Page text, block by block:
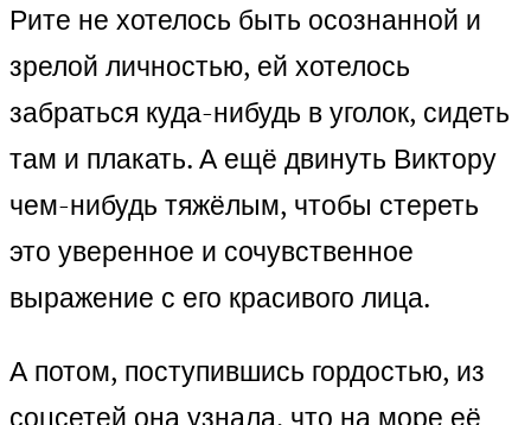
Рите не хотелось быть осознанной и
зрелой личностью, ей хотелось
забраться куда-нибудь в уголок, сидеть
там и плакать. А ещё двинуть Виктору
чем-нибудь тяжёлым, чтобы стереть
это уверенное и сочувственное
выражение с его красивого лица.
А потом, поступившись гордостью, из
соцсетей она узнала, что на море её